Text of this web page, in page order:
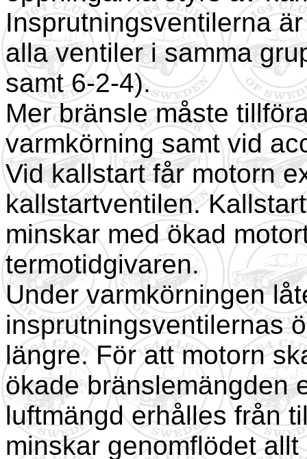
Insprutningsventilerna
alla ventiler i samma
samt 6-2-4).
Mer bränsle måste
varmkörning samt vid
Vid kallstart får motorn
kallstartventilen.
minskar med ökad
termotidgivaren.
Under varmkörningen
insprutningsventilernas
längre. För att motorn
ökade bränslemängden
luftmängd erhålles från
minskar genomflödet